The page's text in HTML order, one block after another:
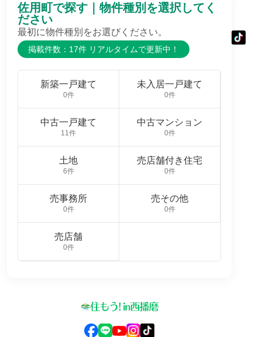
佐用町で探す｜物件種別を選択してく
ださい
最初に物件種別をお選びください。
掲載件数：17件 リアルタイムで更新中！
新築一戸建て
0件
未入居一戸建て
0件
中古一戸建て
11件
中古マンション
0件
土地
6件
売店舗付き住宅
0件
売事務所
0件
売その他
0件
売店舗
0件